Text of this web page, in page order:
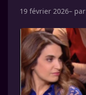
19 février 2026– par